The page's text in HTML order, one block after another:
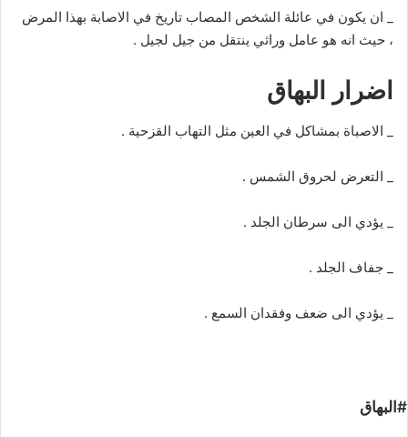
_ ان يكون في عائلة الشخص المصاب تاريخ في الاصابة بهذا المرض
، حيث انه هو عامل وراثي ينتقل من جيل لجيل .
اضرار البهاق
_ الاصباة بمشاكل في العين مثل التهاب القزحية .
_ التعرض لحروق الشمس .
_ يؤدي الى سرطان الجلد .
_ جفاف الجلد .
_ يؤدي الى ضعف وفقدان السمع .
#البهاق